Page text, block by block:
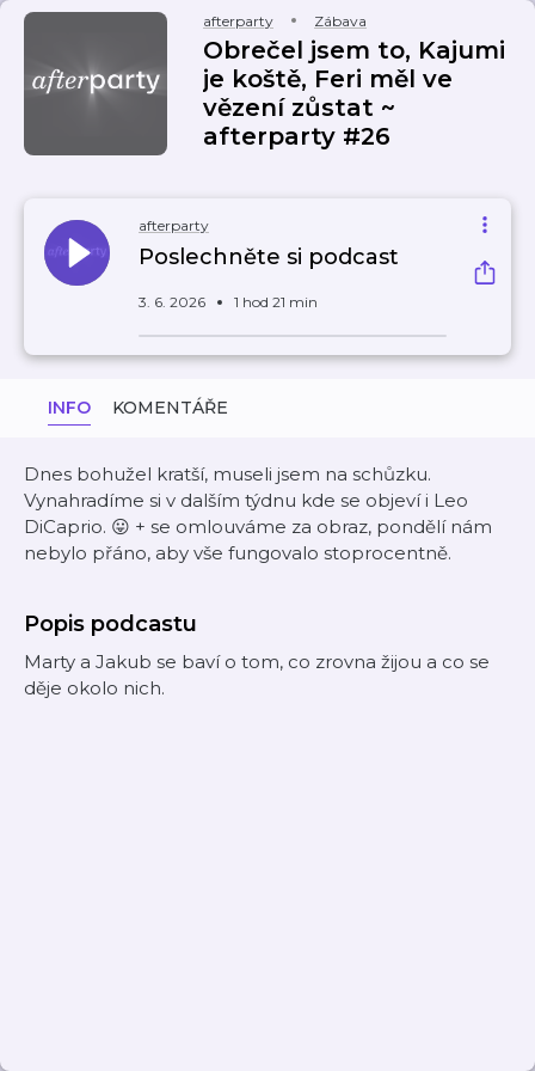
afterparty Zábava
Obrečel jsem to, Kajumi
je koště, Feri měl ve
vězení zůstat ~
afterparty #26
afterparty
Poslechněte si podcast
3. 6. 2026 1 hod 21 min
INFO KOMENTÁŘE
Dnes bohužel kratší, museli jsem na schůzku.
Vynahradíme si v dalším týdnu kde se objeví i Leo
DiCaprio. 😛 + se omlouváme za obraz, pondělí nám
nebylo přáno, aby vše fungovalo stoprocentně.
Popis podcastu
Marty a Jakub se baví o tom, co zrovna žijou a co se
děje okolo nich.